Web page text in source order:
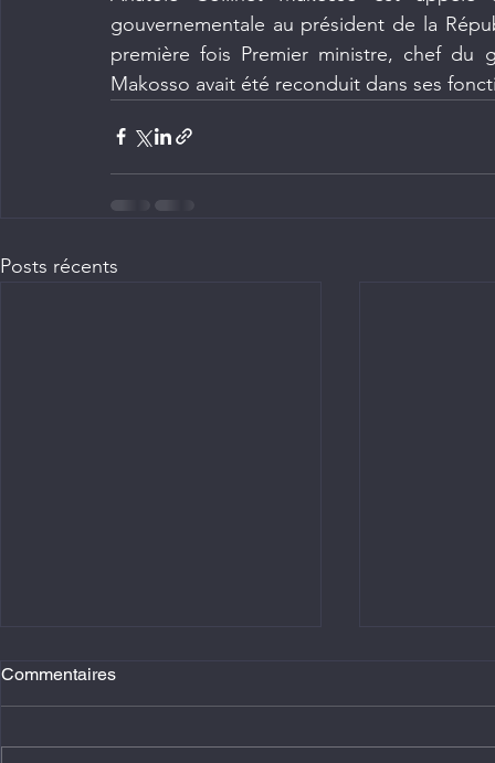
gouvernementale au président de la
première fois Premier ministre, chef du
Makosso avait été reconduit dans ses
Posts récents
Commentaires